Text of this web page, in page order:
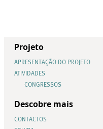
Projeto
APRESENTAÇÃO DO PROJETO
ATIVIDADES
CONGRESSOS
Descobre mais
CONTACTOS